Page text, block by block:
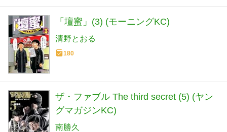
「壇蜜」(3) (モーニングKC)
清野とおる
180
ザ・ファブル The third secret (5) (ヤン
グマガジンKC)
南勝久